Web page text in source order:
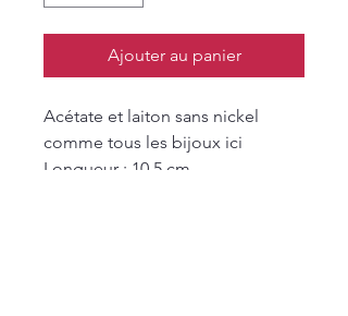
Ajouter au panier
Acétate et laiton sans nickel
comme tous les bijoux ici
Longueur : 10,5 cm